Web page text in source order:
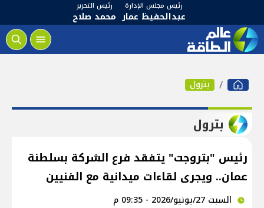
رئيس مجلس الإدارة
عبدالحفيظ عمار
رئيس التحرير
محمد صلاح
بترول
بترول
رئيس "بتروجت" يتفقد فرع الشركة بسلطنة
عمان.. ويجرى لقاءات ميدانية مع الفنيين
السبت 27/يونيو/2026 - 09:35 م